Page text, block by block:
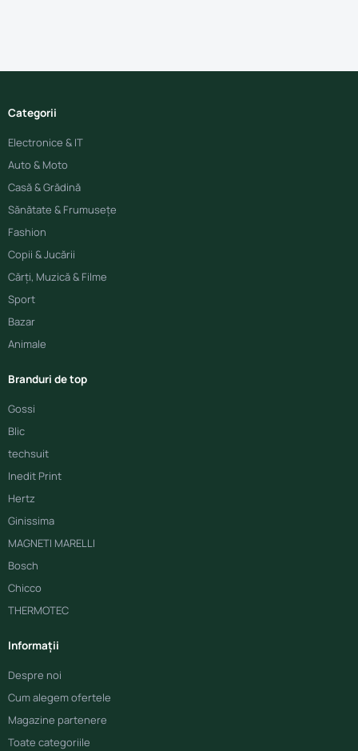
Categorii
Electronice & IT
Auto & Moto
Casă & Grădină
Sănătate & Frumusețe
Fashion
Copii & Jucării
Cărți, Muzică & Filme
Sport
Bazar
Animale
Branduri de top
Gossi
Blic
techsuit
Inedit Print
Hertz
Ginissima
MAGNETI MARELLI
Bosch
Chicco
THERMOTEC
Informații
Despre noi
Cum alegem ofertele
Magazine partenere
Toate categoriile